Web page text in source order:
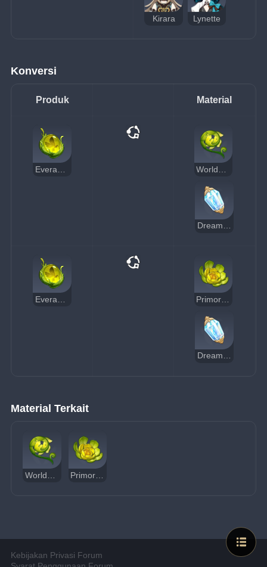
Kirara Lynette
Konversi
Produk Material
Dream Solvent
Dream Solvent
Material Terkait
Kebijakan Privasi Forum